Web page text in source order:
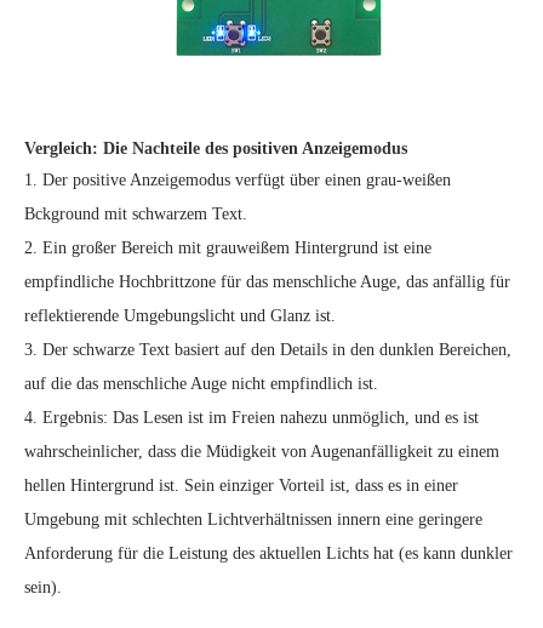
Vergleich: Die Nachteile des positiven Anzeigemodus
1. Der positive Anzeigemodus verfügt über einen grau-weißen
Bckground mit schwarzem Text.
2. Ein großer Bereich mit grauweißem Hintergrund ist eine
empfindliche Hochbrittzone für das menschliche Auge, das anfällig für
reflektierende Umgebungslicht und Glanz ist.
3. Der schwarze Text basiert auf den Details in den dunklen Bereichen,
auf die das menschliche Auge nicht empfindlich ist.
4. Ergebnis: Das Lesen ist im Freien nahezu unmöglich, und es ist
wahrscheinlicher, dass die Müdigkeit von Augenanfälligkeit zu einem
hellen Hintergrund ist. Sein einziger Vorteil ist, dass es in einer
Umgebung mit schlechten Lichtverhältnissen innern eine geringere
Anforderung für die Leistung des aktuellen Lichts hat (es kann dunkler
sein).